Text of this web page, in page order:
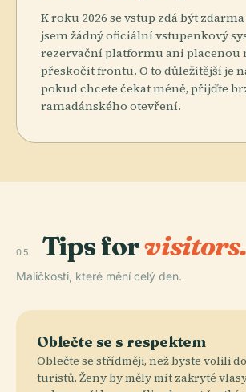
K roku 2026 se vstup zdá být
jsem žádný oficiální vstupenkový
rezervační platformu ani placenou
přeskočit frontu. O to důležitější je
pokud chcete čekat méně, přijďte
ramadánského otevření.
05 Tips forvisitors.
Maličkosti, které mění celý den.
Oblečte se s respektem
Oblečte se střídměji, než byste volili
turistů. Ženy by měly mít zakryté